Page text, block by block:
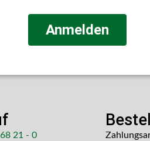
Anmelden
21 - 0